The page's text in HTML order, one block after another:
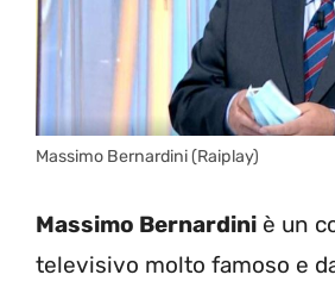
Massimo Bernardini (Raiplay)
Massimo Bernardini è un
televisivo molto famoso e